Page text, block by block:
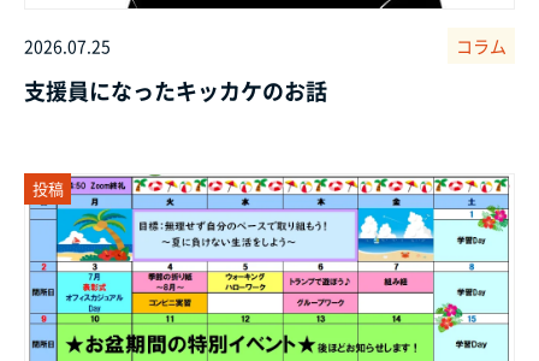
2026.07.25 コラム
支援員になったキッカケのお話
投稿